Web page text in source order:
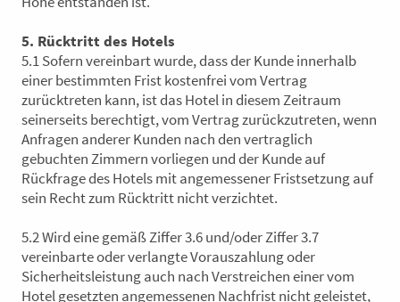
5. Rücktritt des Hotels
5.1 Sofern vereinbart wurde, dass der Kunde innerhalb
einer bestimmten Frist kostenfrei vom Vertrag
zurücktreten kann, ist das Hotel in diesem Zeitraum
seinerseits berechtigt, vom Vertrag zurückzutreten, wenn
Anfragen anderer Kunden nach den vertraglich
gebuchten Zimmern vorliegen und der Kunde auf
Rückfrage des Hotels mit angemessener Fristsetzung auf
sein Recht zum Rücktritt nicht verzichtet.
5.2 Wird eine gemäß Ziffer 3.6 und/oder Ziffer 3.7
vereinbarte oder verlangte Vorauszahlung oder
Sicherheitsleistung auch nach Verstreichen einer vom
Hotel gesetzten angemessenen Nachfrist nicht geleistet,